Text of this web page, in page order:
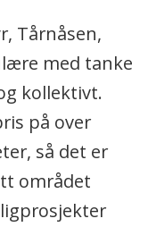
Tårnåsen,
med tanke
kollektivt.
på over
så det er
området